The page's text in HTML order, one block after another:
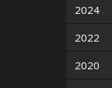
2024
2022
2020